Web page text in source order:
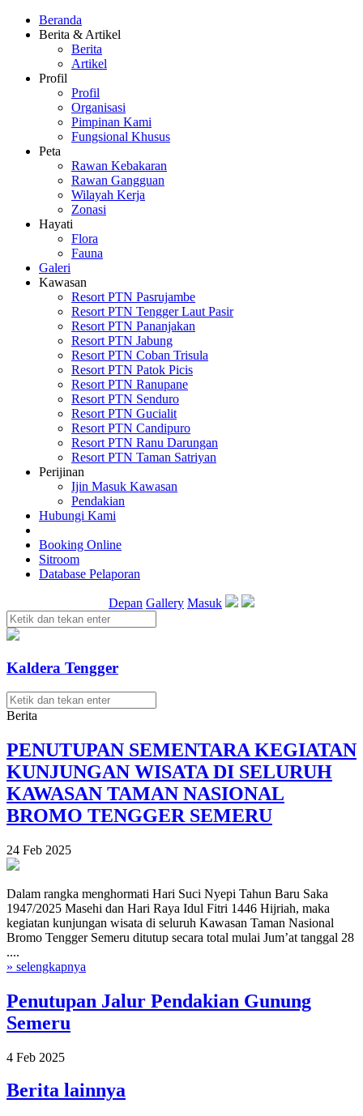
Beranda
Berita & Artikel
Berita
Artikel
Profil
Profil
Organisasi
Pimpinan Kami
Fungsional Khusus
Peta
Rawan Kebakaran
Rawan Gangguan
Wilayah Kerja
Zonasi
Hayati
Flora
Fauna
Galeri
Kawasan
Resort PTN Pasrujambe
Resort PTN Tengger Laut Pasir
Resort PTN Pananjakan
Resort PTN Jabung
Resort PTN Coban Trisula
Resort PTN Patok Picis
Resort PTN Ranupane
Resort PTN Senduro
Resort PTN Gucialit
Resort PTN Candipuro
Resort PTN Ranu Darungan
Resort PTN Taman Satriyan
Perijinan
Ijin Masuk Kawasan
Pendakian
Hubungi Kami
Booking Online
Sitroom
Database Pelaporan
Depan Gallery Masuk
Kaldera Tengger
Berita
PENUTUPAN SEMENTARA KEGIATAN
KUNJUNGAN WISATA DI SELURUH
KAWASAN TAMAN NASIONAL
BROMO TENGGER SEMERU
24 Feb 2025
Dalam rangka menghormati Hari Suci Nyepi Tahun Baru Saka
1947/2025 Masehi dan Hari Raya Idul Fitri 1446 Hijriah, maka
kegiatan kunjungan wisata di seluruh Kawasan Taman Nasional
Bromo Tengger Semeru ditutup secara total mulai Jum’at tanggal 28
....
» selengkapnya
Penutupan Jalur Pendakian Gunung
Semeru
4 Feb 2025
Berita lainnya